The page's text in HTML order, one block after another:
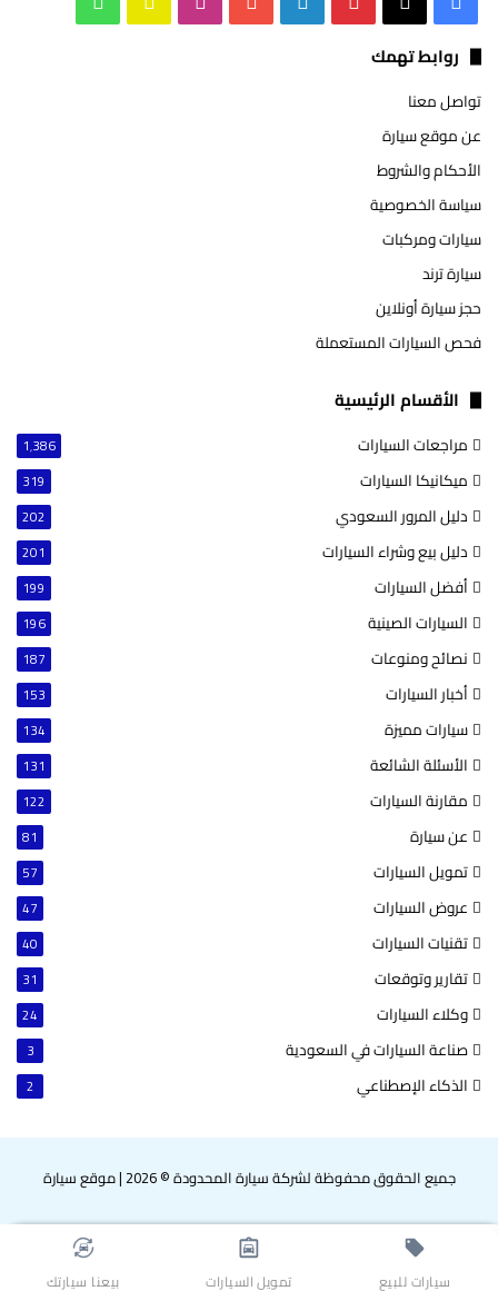
روابط تهمك
تواصل معنا
عن موقع سيارة
الأحكام والشروط
سياسة الخصوصية
سيارات ومركبات
سيارة ترند
حجز سيارة أونلاين
فحص السيارات المستعملة
الأقسام الرئيسية
مراجعات السيارات 1٬386
ميكانيكا السيارات 319
دليل المرور السعودي 202
دليل بيع وشراء السيارات 201
أفضل السيارات 199
السيارات الصينية 196
نصائح ومنوعات 187
أخبار السيارات 153
سيارات مميزة 134
الأسئلة الشائعة 131
مقارنة السيارات 122
عن سيارة 81
تمويل السيارات 57
عروض السيارات 47
تقنيات السيارات 40
تقارير وتوقعات 31
وكلاء السيارات 24
صناعة السيارات في السعودية 3
الذكاء الإصطناعي 2
جميع الحقوق محفوظة لشركة سيارة المحدودة © 2026 |موقع سيارة
فيسبوك
‫X بينتيريستلينكدإن‫YouTubeانستقرامسناب
تشات
سيارات للبيع تمويل السيارات بيعنا سيارتك